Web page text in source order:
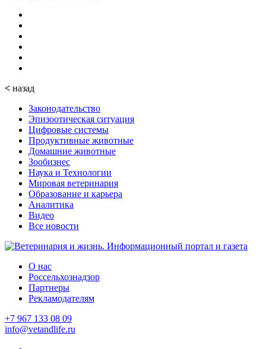
< назад
Законодательство
Эпизоотическая ситуация
Цифровые системы
Продуктивные животные
Домашние животные
Зообизнес
Наука и Технологии
Мировая ветеринария
Образование и карьера
Аналитика
Видео
Все новости
О нас
Россельхознадзор
Партнеры
Рекламодателям
+7 967 133 08 09
info@vetandlife.ru